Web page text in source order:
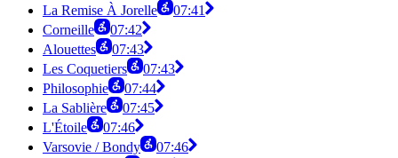
La Remise À Jorelle
07:41
Corneille
07:42
Alouettes
07:43
Les Coquetiers
07:43
Philosophie
07:44
La Sablière
07:45
L'Étoile
07:46
Varsovie / Bondy
07:46